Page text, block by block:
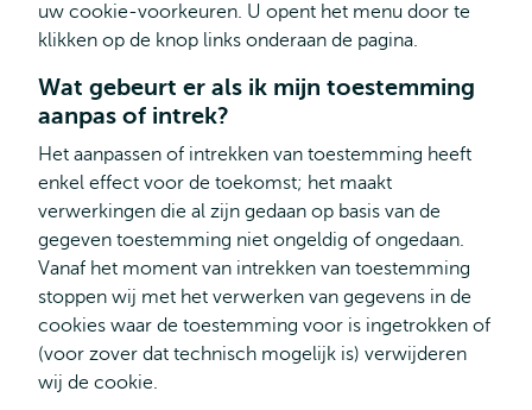
uw cookie-voorkeuren. U opent het menu door te
klikken op de knop links onderaan de pagina.
Wat gebeurt er als ik mijn toestemming
aanpas of intrek?
Het aanpassen of intrekken van toestemming heeft
enkel effect voor de toekomst; het maakt
verwerkingen die al zijn gedaan op basis van de
gegeven toestemming niet ongeldig of ongedaan.
Vanaf het moment van intrekken van toestemming
stoppen wij met het verwerken van gegevens in de
cookies waar de toestemming voor is ingetrokken of
(voor zover dat technisch mogelijk is) verwijderen
wij de cookie.